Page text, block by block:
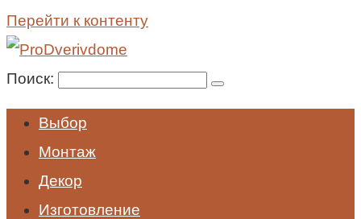
Перейти к контенту
Поиск:
Выбор
Монтаж
Декор
Изготовление